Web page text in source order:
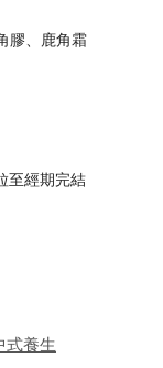
膠、鹿角霜
至經期完結
式養生